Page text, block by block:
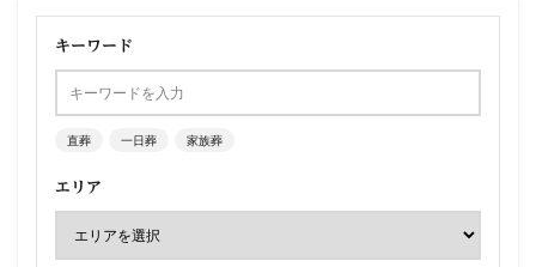
キーワード
直葬 一日葬 家族葬
エリア